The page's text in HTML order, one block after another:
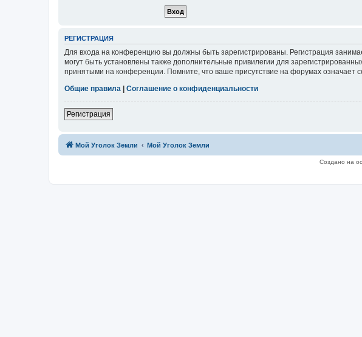
РЕГИСТРАЦИЯ
Для входа на конференцию вы должны быть зарегистрированы. Регистрация
могут быть установлены также дополнительные привилегии для
принятыми на конференции. Помните, что ваше присутствие на форумах означает
Общие правила
Соглашение о конфиденциальности
Регистрация
Мой Уголок Земли Мой Уголок Земли
Создано на